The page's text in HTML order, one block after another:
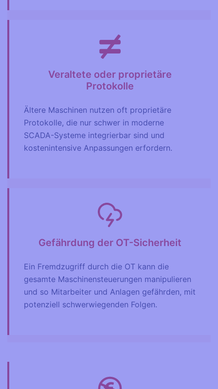
Veraltete oder proprietäre
Protokolle
Ältere Maschinen nutzen oft proprietäre
Protokolle, die nur schwer in moderne
SCADA-Systeme integrierbar sind und
kostenintensive Anpassungen erfordern.
Gefährdung der OT-Sicherheit
Ein Fremdzugriff durch die OT kann die
gesamte Maschinensteuerungen manipulieren
und so Mitarbeiter und Anlagen gefährden, mit
potenziell schwerwiegenden Folgen.